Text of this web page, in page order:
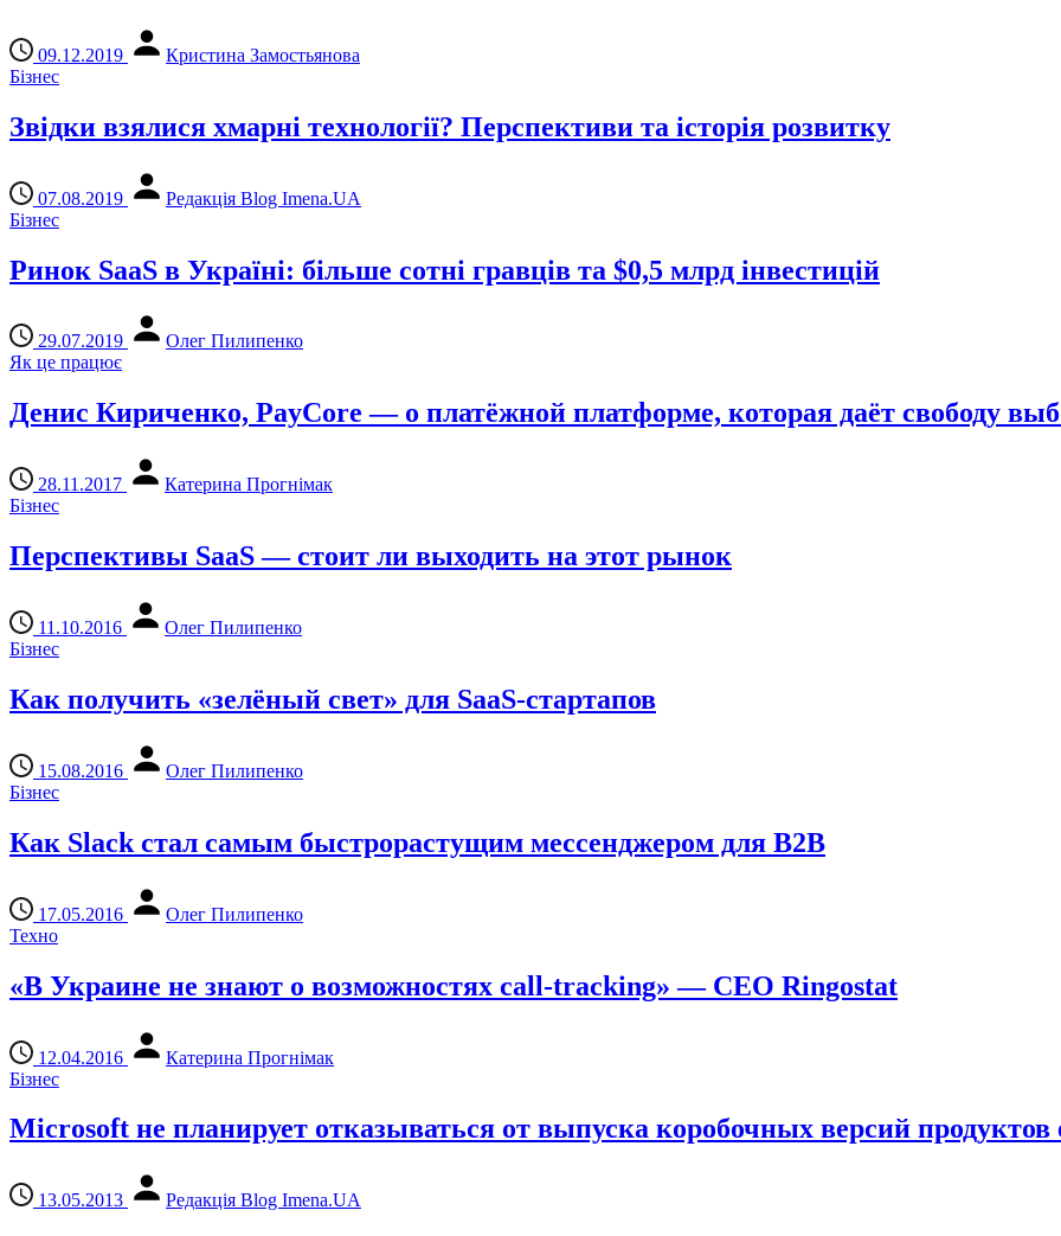
09.12.2019
Кристина Замостьянова
Бізнес
Звідки взялися хмарні технології? Перспективи та історія розвитку
07.08.2019
Редакція Blog Imena.UA
Бізнес
Ринок SaaS в Україні: більше сотні гравців та $0,5 млрд інвестицій
29.07.2019
Олег Пилипенко
Як це працює
Денис Кириченко, PayCore — о платёжной платформе, которая даёт свободу
28.11.2017
Катерина Прогнімак
Бізнес
Перспективы SaaS — стоит ли выходить на этот рынок
11.10.2016
Олег Пилипенко
Бізнес
Как получить «зелёный свет» для SaaS-стартапов
15.08.2016
Олег Пилипенко
Бізнес
Как Slack стал самым быстрорастущим мессенджером для B2B
17.05.2016
Олег Пилипенко
Техно
«В Украине не знают о возможностях call-tracking» — CEO Ringostat
12.04.2016
Катерина Прогнімак
Бізнес
Microsoft не планирует отказываться от выпуска коробочных версий продуктов
13.05.2013 Редакція Blog Imena.UA